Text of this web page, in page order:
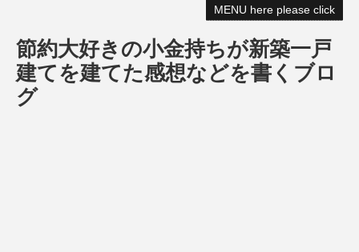
MENU here please click
節約大好きの小金持ちが新築一戸
建てを建てた感想などを書くブロ
グ